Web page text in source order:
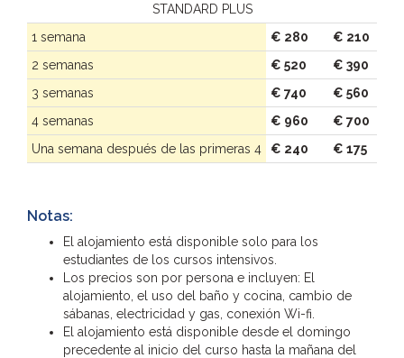
STANDARD PLUS
1 semana
€ 280
€ 210
2 semanas
€ 520
€ 390
3 semanas
€ 740
€ 560
4 semanas
€ 960
€ 700
Una semana después de las primeras 4
€ 240 € 175
Notas:
El alojamiento está disponible solo para los
estudiantes de los cursos intensivos.
Los precios son por persona e incluyen: El
alojamiento, el uso del baño y cocina, cambio de
sábanas, electricidad y gas, conexión Wi-fi.
El alojamiento está disponible desde el domingo
precedente al inicio del curso hasta la mañana del